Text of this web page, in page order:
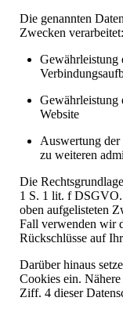
Die genannten
Zwecken verarbeitet:
Gewährleistung
Gewährleistung
Website
Auswertung der
zu weiteren
Die
1 S. 1 lit. f DSGVO.
oben aufgelisteten
Fall verwenden wir
Rückschlüsse auf
Darüber hinaus
Cookies ein.
Ziff. 4 dieser